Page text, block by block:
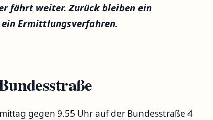
fährt weiter. Zurück bleiben ein
ein Ermittlungsverfahren.
gegen 9.55 Uhr auf der Bundesstraße 4